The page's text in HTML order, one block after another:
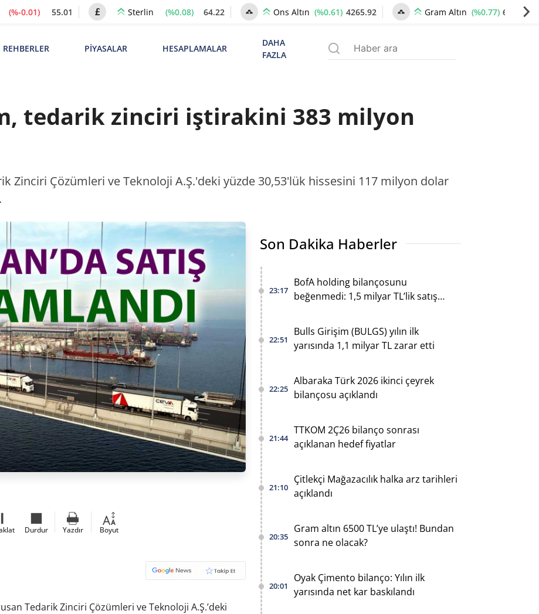
(%-0.01) 55.01 Sterlin (%0.08) 64.22 Ons Altın (%0.61) 4265.92 Gram Altın (%0.77) 6542.85
REHBERLER PİYASALAR HESAPLAMALAR
DAHA
FAZLA
tedarik zinciri iştirakini 383 milyon
Zinciri Çözümleri ve Teknoloji A.Ş.'deki yüzde 30,53'lük hissesini 117 milyon dolar
Durdur Yazdır Boyut
Tedarik Zinciri Çözümleri ve Teknoloji A.Ş.’deki
Son Dakika Haberler
23:17
BofA holding bilançosunu
beğenmedi: 1,5 milyar TL’lik satış
22:51
Bulls Girişim (BULGS) yılın ilk
yarısında 1,1 milyar TL zarar etti
22:25
Albaraka Türk 2026 ikinci çeyrek
bilançosu açıklandı
21:44
TTKOM 2Ç26 bilanço sonrası
açıklanan hedef fiyatlar
21:10
Çitlekçi Mağazacılık halka arz tarihleri
açıklandı
20:35
Gram altın 6500 TL’ye ulaştı! Bundan
sonra ne olacak?
20:01
Oyak Çimento bilanço: Yılın ilk
yarısında net kar baskılandı